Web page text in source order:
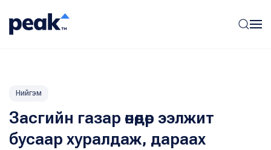
Нийгэм
Засгийн газар өнөөдөр ээлжит
бусаар хуралдаж, дараах